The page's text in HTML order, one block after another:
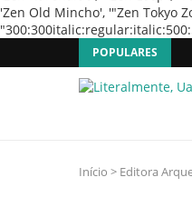
POPULARES
Início > Editora